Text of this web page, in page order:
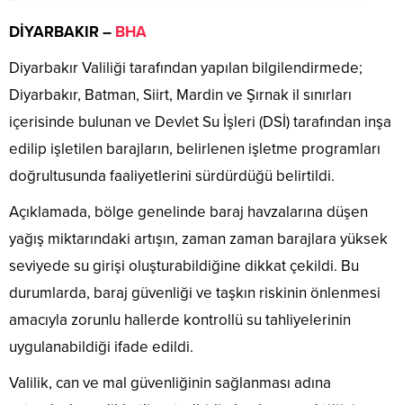
DİYARBAKIR – BHA
Diyarbakır Valiliği tarafından yapılan bilgilendirmede;
Diyarbakır, Batman, Siirt, Mardin ve Şırnak il sınırları
içerisinde bulunan ve Devlet Su İşleri (DSİ) tarafından inşa
edilip işletilen barajların, belirlenen işletme programları
doğrultusunda faaliyetlerini sürdürdüğü belirtildi.
Açıklamada, bölge genelinde baraj havzalarına düşen
yağış miktarındaki artışın, zaman zaman barajlara yüksek
seviyede su girişi oluşturabildiğine dikkat çekildi. Bu
durumlarda, baraj güvenliği ve taşkın riskinin önlenmesi
amacıyla zorunlu hallerde kontrollü su tahliyelerinin
uygulanabildiği ifade edildi.
Valilik, can ve mal güvenliğinin sağlanması adına